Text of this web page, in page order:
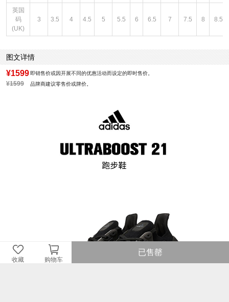
收藏 购物车
已售罄
英国
码
(UK)
3 3.5 4 4.5 5 5.5 6 6.5 7 7.5 8 8.5
图文详情
¥1599 即销售价或因开展不同的优惠活动而设定的即时售价。
¥1599 品牌商建议零售价或牌价。